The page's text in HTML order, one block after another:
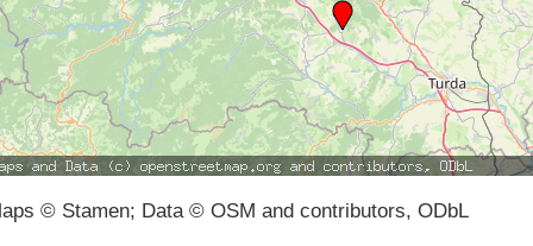
© Stamen; Data © OSM and contributors, ODbL